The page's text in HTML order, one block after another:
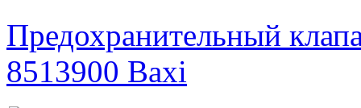
Предохранительный
8513900 Baxi